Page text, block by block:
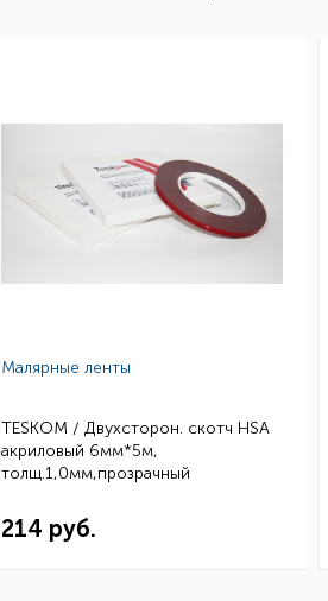
Малярные ленты
TESKOM / Двухсторон. скотч HSA
акриловый 6мм*5м,
толщ.1,0мм,прозрачный
214 руб.